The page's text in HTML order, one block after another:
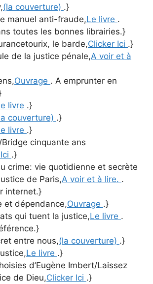
(la couverture) .}
manuel anti-fraude,Le livre .
toutes les bonnes librairies.}
le barde,Clicker Ici .}
de la justice pénale,A voir et à
Ouvrage . A emprunter en
livre .}
couverture) .}
livre .}
Bridge cinquante ans
.}
crime: vie quotidienne et secrète
de Paris,A voir et à lire. .
internet.}
et dépendance,Ouvrage .}
qui tuent la justice,Le livre .
entre nous,(la couverture) .}
Le livre .}
d’Eugène Imbert/Laissez
de Dieu,Clicker Ici .}